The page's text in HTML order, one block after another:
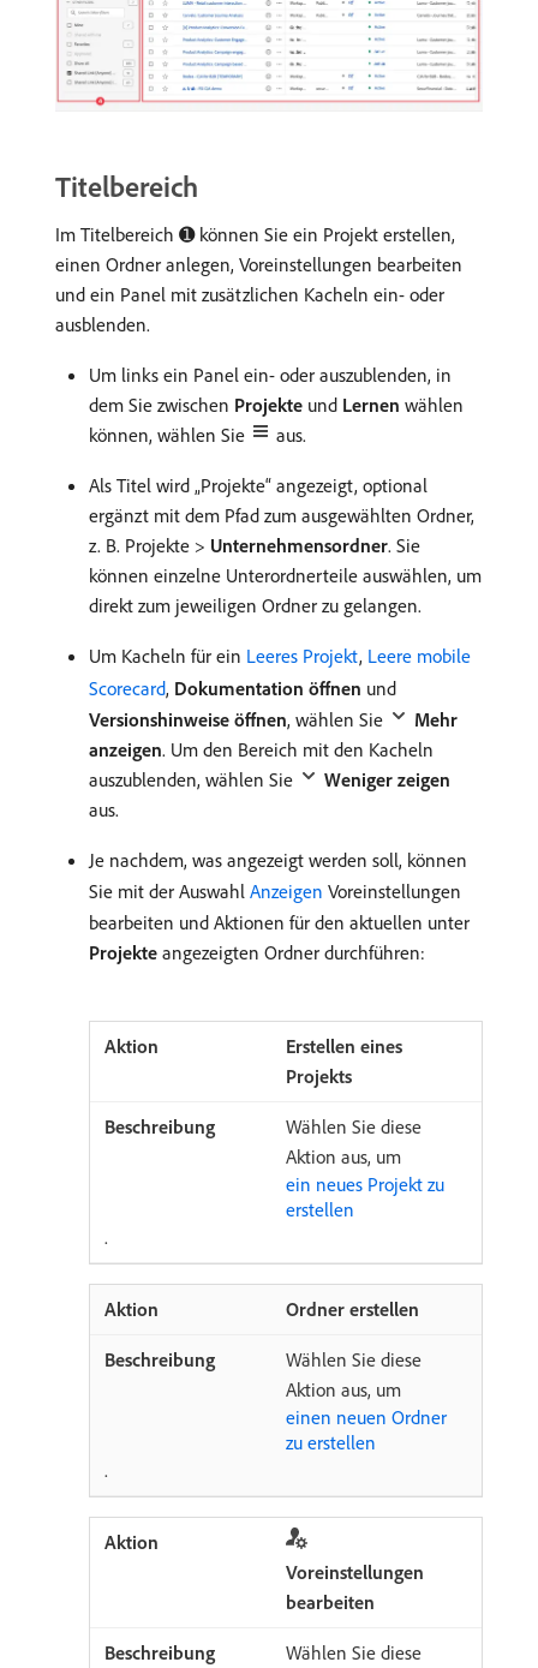
Titelbereich
Im Titelbereich ➊ können Sie ein Projekt erstellen,
einen Ordner anlegen, Voreinstellungen bearbeiten
und ein Panel mit zusätzlichen Kacheln ein- oder
ausblenden.
Um links ein Panel ein- oder auszublenden, in
dem Sie zwischen Projekte und Lernen wählen
können, wählen Sie
aus.
Als Titel wird „Projekte“ angezeigt, optional
ergänzt mit dem Pfad zum ausgewählten Ordner,
z. B. Projekte > Unternehmensordner. Sie
können einzelne Unterordnerteile auswählen, um
direkt zum jeweiligen Ordner zu gelangen.
Um Kacheln für ein Leeres Projekt, Leere mobile
Scorecard, Dokumentation öffnen und
Versionshinweise öffnen, wählen Sie
Mehr
anzeigen. Um den Bereich mit den Kacheln
auszublenden, wählen Sie
Weniger zeigen
aus.
Je nachdem, was angezeigt werden soll, können
Sie mit der Auswahl Anzeigen Voreinstellungen
bearbeiten und Aktionen für den aktuellen unter
Projekte angezeigten Ordner durchführen:
Erstellen eines
Projekts
Wählen Sie diese
Aktion aus, um
ein neues Projekt zu
erstellen
.
Ordner erstellen
Wählen Sie diese
Aktion aus, um
einen neuen Ordner
zu erstellen
.
Voreinstellungen
bearbeiten
Wählen Sie diese